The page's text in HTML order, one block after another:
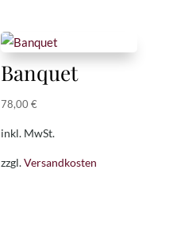
Banquet
78,00€
inkl. MwSt.
zzgl.Versandkosten